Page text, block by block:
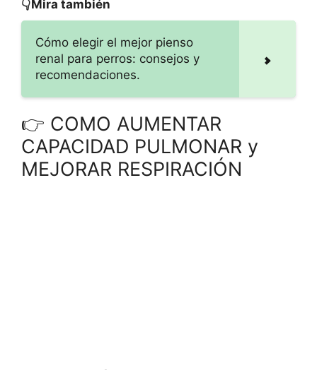
👇Mira también
Cómo elegir el mejor pienso
renal para perros: consejos y
recomendaciones.
👉 COMO AUMENTAR
CAPACIDAD PULMONAR y
MEJORAR RESPIRACIÓN